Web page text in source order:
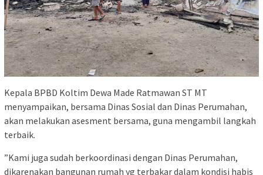
Kepala BPBD Koltim Dewa Made Ratmawan ST MT
menyampaikan, bersama Dinas Sosial dan Dinas Perumahan,
akan melakukan asesment bersama, guna mengambil langkah
terbaik.
”Kami juga sudah berkoordinasi dengan Dinas Perumahan,
dikarenakan bangunan rumah yg terbakar dalam kondisi habis